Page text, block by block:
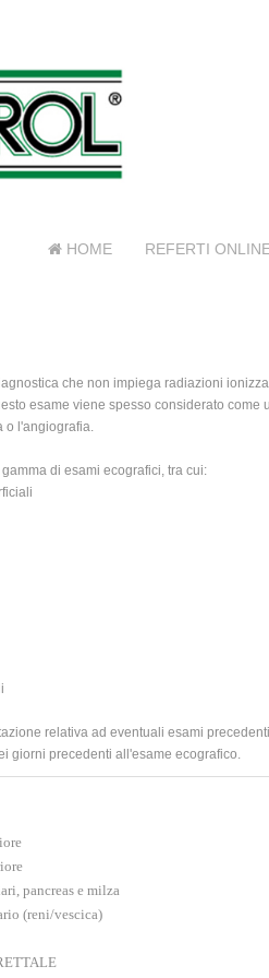
HOME REFERTI
che non impiega radiazioni
esame viene spesso considerato
o l'angiografia.
di esami ecografici, tra cui:
relativa ad eventuali esami
giorni precedenti all'esame ecografico.
pancreas e milza
(reni/vescica)